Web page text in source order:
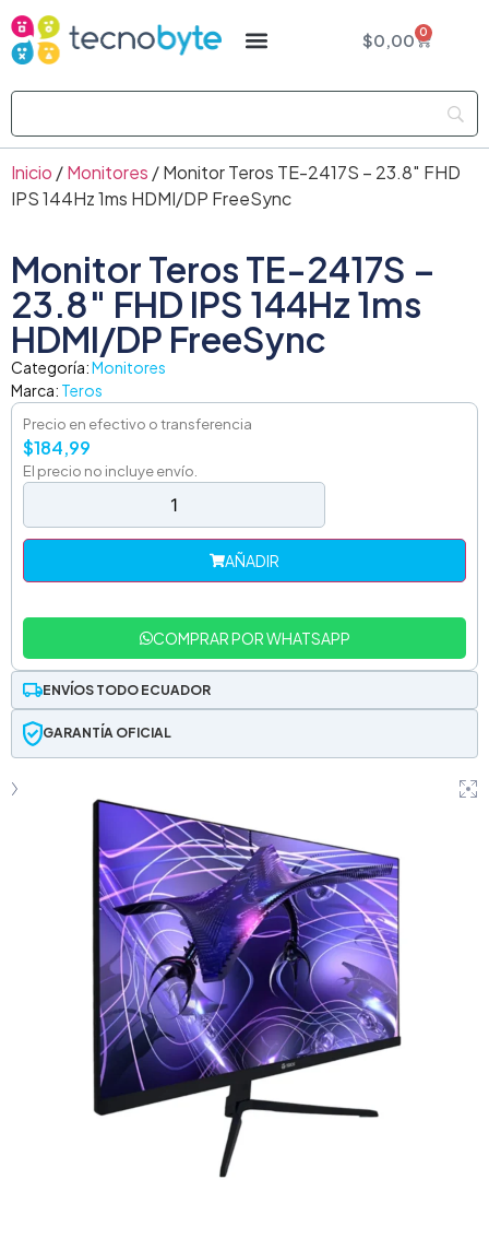
$0,00 0
Inicio /Monitores / Monitor Teros TE-2417S – 23.8″ FHD
IPS 144Hz 1ms HDMI/DP FreeSync
Monitor Teros TE-2417S –
23.8″ FHD IPS 144Hz 1ms
HDMI/DP FreeSync
Categoría:Monitores
Marca: Teros
Precio en efectivo o transferencia
$184,99
El precio no incluye envío.
AÑADIR
COMPRAR POR WHATSAPP
ENVÍOS TODO ECUADOR
GARANTÍA OFICIAL